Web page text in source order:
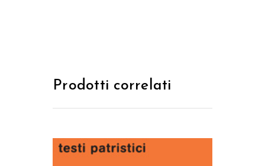
Prodotti correlati